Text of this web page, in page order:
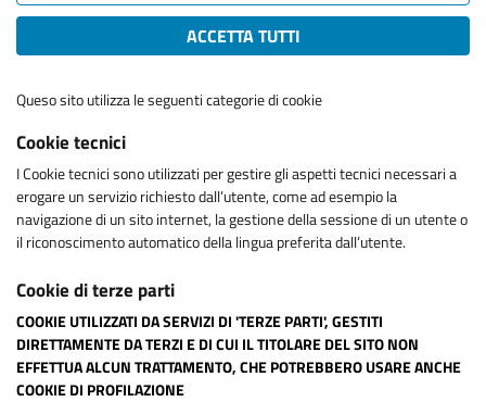
ACCETTA TUTTI
Queso sito utilizza le seguenti categorie di cookie
Cookie tecnici
I Cookie tecnici sono utilizzati per gestire gli aspetti tecnici necessari a
erogare un servizio richiesto dall’utente, come ad esempio la
navigazione di un sito internet, la gestione della sessione di un utente o
il riconoscimento automatico della lingua preferita dall’utente.
Cookie di terze parti
COOKIE UTILIZZATI DA SERVIZI DI 'TERZE PARTI', GESTITI
DIRETTAMENTE DA TERZI E DI CUI IL TITOLARE DEL SITO NON
EFFETTUA ALCUN TRATTAMENTO, CHE POTREBBERO USARE ANCHE
COOKIE DI PROFILAZIONE